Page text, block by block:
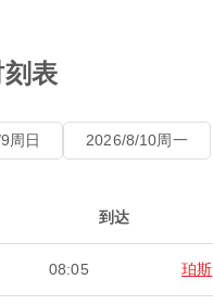
表
周日 2026/8/10周一
到达
08:05 珀斯